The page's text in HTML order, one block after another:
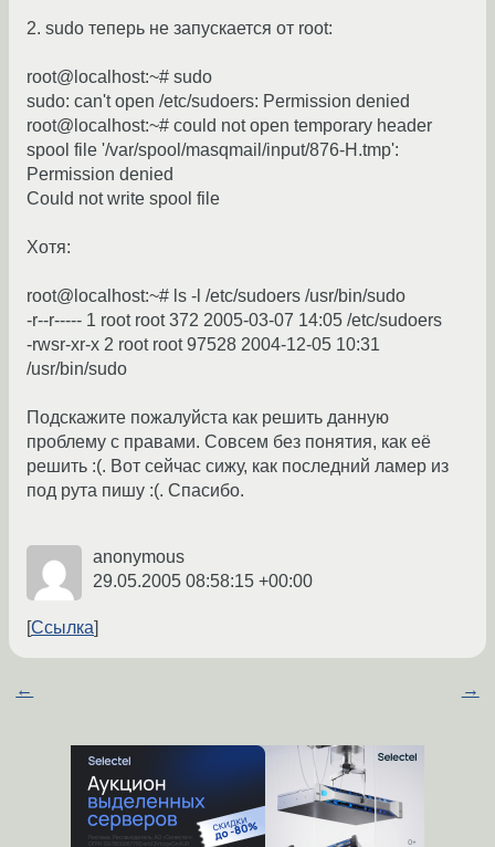
2. sudo теперь не запускается от root:
root@localhost:~# sudo
sudo: can't open /etc/sudoers: Permission denied
root@localhost:~# could not open temporary header
spool file '/var/spool/masqmail/input/876-H.tmp':
Permission denied
Could not write spool file
Хотя:
root@localhost:~# ls -l /etc/sudoers /usr/bin/sudo
-r--r----- 1 root root 372 2005-03-07 14:05 /etc/sudoers
-rwsr-xr-x 2 root root 97528 2004-12-05 10:31
/usr/bin/sudo
Подскажите пожалуйста как решить данную
проблему с правами. Совсем без понятия, как её
решить :(. Вот сейчас сижу, как последний ламер из
под рута пишу :(. Спасибо.
anonymous
29.05.2005 08:58:15 +00:00
Ссылка
← →